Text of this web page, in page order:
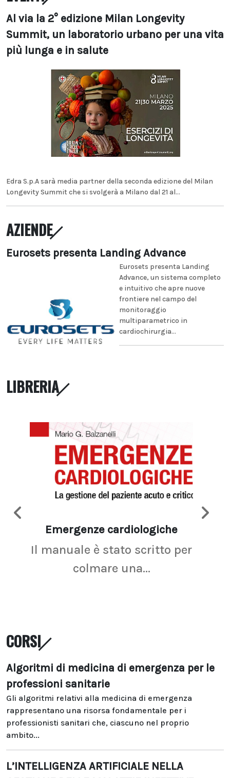
Al via la 2° edizione Milan Longevity
Summit, un laboratorio urbano per una vita
più lunga e in salute
Edra S.p.A sarà media partner della seconda edizione del Milan
Longevity Summit che si svolgerà a Milano dal 21 al...
AZIENDE
Eurosets presenta Landing Advance
Eurosets presenta Landing
Advance, un sistema completo
e intuitivo che apre nuove
frontiere nel campo del
monitoraggio
multiparametrico in
cardiochirurgia...
LIBRERIA
Emergenze cardiologiche
Il manuale è stato scritto per
colmare una...
CORSI
Algoritmi di medicina di emergenza per le
professioni sanitarie
Gli algoritmi relativi alla medicina di emergenza
rappresentano una risorsa fondamentale per i
professionisti sanitari che, ciascuno nel proprio
ambito...
L’INTELLIGENZA ARTIFICIALE NELLA